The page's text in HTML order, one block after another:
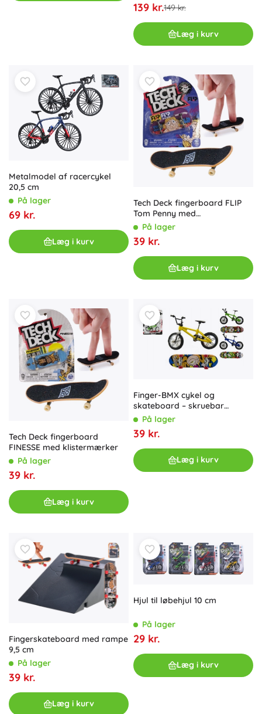
139 kr.149 kr.
Læg i kurv
Metalmodel af racercykel
20,5 cm
På lager
69 kr.
Læg i kurv
Tech Deck fingerboard FLIP
Tom Penny med
klistermærker
På lager
39 kr.
Læg i kurv
Tech Deck fingerboard
FINESSE med klistermærker
På lager
39 kr.
Læg i kurv
Finger-BMX cykel og
skateboard – skruebar
minisæt 10 cm
På lager
39 kr.
Læg i kurv
Fingerskateboard med rampe
9,5 cm
På lager
39 kr.
Læg i kurv
Hjul til løbehjul 10 cm
På lager
29 kr.
Læg i kurv